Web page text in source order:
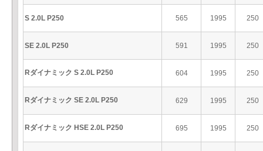
S 2.0L P250 565 1995 250
SE 2.0L P250 591 1995 250
Rダイナミック S 2.0L P250 604 1995 250
Rダイナミック SE 2.0L P250 629 1995 250
Rダイナミック HSE 2.0L P250 695 1995 250